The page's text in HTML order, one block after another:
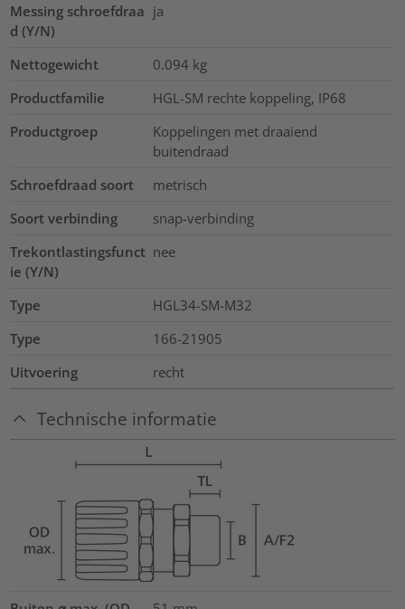
Messing schroefdraa
d (Y/N)
ja
Nettogewicht 0.094 kg
Productfamilie
HGL-SM rechte koppeling, IP68
Productgroep
Koppelingen met draaiend
buitendraad
Schroefdraad soort
metrisch
Soort verbinding
snap-verbinding
Trekontlastingsfunct
ie (Y/N)
nee
Type
HGL34-SM-M32
Type
166-21905
Uitvoering
recht
Technische informatie